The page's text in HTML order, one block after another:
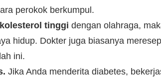
perokok berkumpul.
tinggi dengan olahraga,
hidup. Dokter juga biasanya
ini.
Jika Anda menderita diabetes,